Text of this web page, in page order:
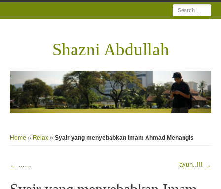
Search
Shazni Abdullah
Home » Relax» Syair yang menyebabkan Imam Ahmad Menangis
← …… ayuh..!!! →